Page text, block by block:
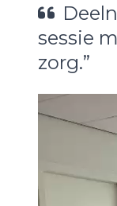
sessie
zorg.”